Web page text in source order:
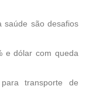
saúde são desafios
e dólar com queda
transporte de